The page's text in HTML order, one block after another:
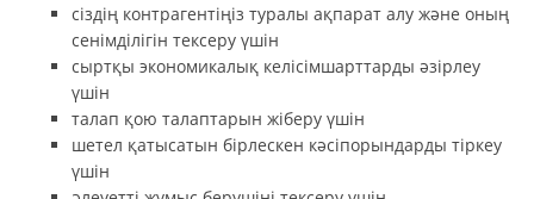
сіздің контрагентіңіз туралы ақпарат алу және оның
сенімділігін тексеру үшін
сыртқы экономикалық келісімшарттарды әзірлеу
үшін
талап қою талаптарын жіберу үшін
шетел қатысатын бiрлескен кәсiпорындарды тiркеу
үшiн